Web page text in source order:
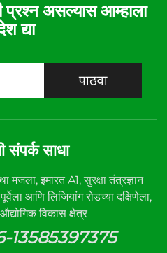
प्रश्न असल्यास आम्हाला
द्या
पाठवा
संपर्क साधा
इमारत A1, सुरक्षा तंत्रज्ञान
आणि लिजियांग रोडच्या दक्षिणेला,
विकास क्षेत्र
13585397375